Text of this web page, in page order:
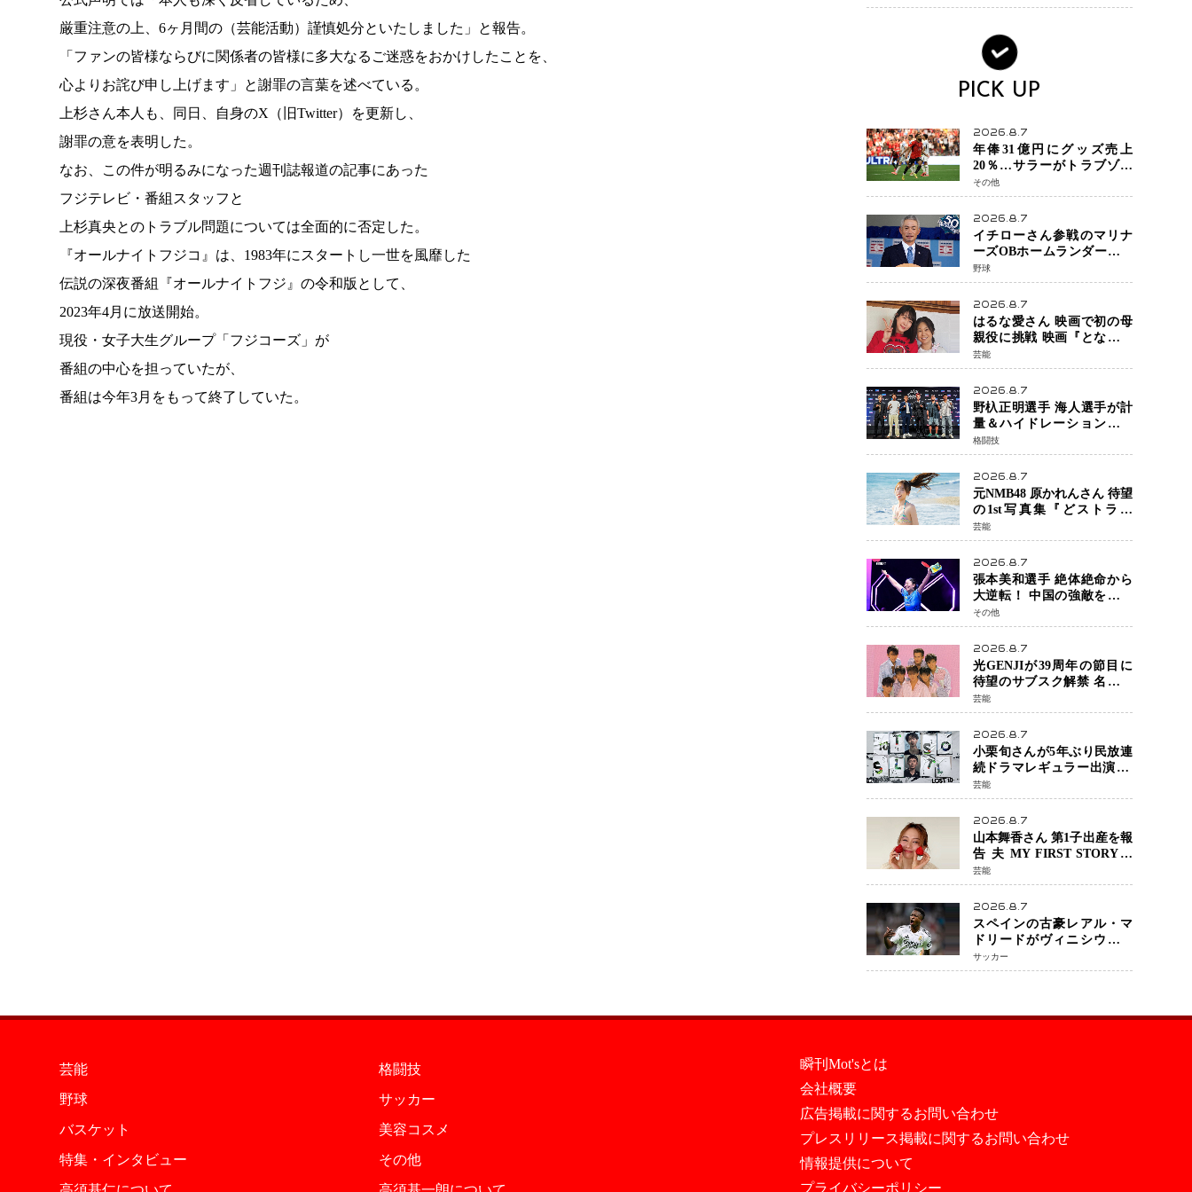
厳重注意の上、6ヶ月間の（芸能活動）謹慎処分といたしました」と報告。
「ファンの皆様ならびに関係者の皆様に多大なるご迷惑をおかけしたことを、
心よりお詫び申し上げます」と謝罪の言葉を述べている。
上杉さん本人も、同日、自身のX（旧Twitter）を更新し、
謝罪の意を表明した。
なお、この件が明るみになった週刊誌報道の記事にあった
フジテレビ・番組スタッフと
上杉真央とのトラブル問題については全面的に否定した。
『オールナイトフジコ』は、1983年にスタートし一世を風靡した
伝説の深夜番組『オールナイトフジ』の令和版として、
2023年4月に放送開始。
現役・女子大生グループ「フジコーズ」が
番組の中心を担っていたが、
番組は今年3月をもって終了していた。
へ・・・補強戦略の転換点
PICK UP
2026.8.7
年俸31億円にグッズ売上
20％…サラーがトラブゾン
スポル加入 世界サッカー
は「五大リーグ一強」から
新時代へ
その他
2026.8.7
イチローさん参戦のマリナ
ーズOBホームランダービー
が無料生配信 北米ならで
はの“魅せる興行”に世界が
注目
野球
2026.8.7
はるな愛さん 映画で初の母
親役に挑戦 映画『となりの
とらんす少女ちゃん』11月7
日公開 未来の自分との対話
を描く注目作
芸能
2026.8.7
野杁正明選手 海人選手が計
量＆ハイドレーションテス
トをクリア「ONE
SAMURAI 2」決戦へ万全の
準備整う
格闘技
2026.8.7
元NMB48 原かれんさん 待望
の1st写真集『どストライ
ク』発売決定 バリで魅せる
25歳の新境地
芸能
2026.8.7
張本美和選手 絶体絶命から
大逆転！ 中国の強敵を撃破
しWTT横浜でベスト8進出
その他
2026.8.7
光GENJIが39周年の節目に
待望のサブスク解禁 名曲の
数々がデジタル配信へ 40周
年へ向け1年間で全作品を順
次公開
芸能
2026.8.7
小栗旬さんが5年ぶり民放連
続ドラマレギュラー出演 横
浜流星さんと初共演
『LOST10』で異色バディ結
成
芸能
2026.8.7
山本舞香さん 第1子出産を報
告 夫 MY FIRST STORYの
Hiroさんとの新たな家族生
活「母子ともに健康」
芸能
2026.8.7
スペインの古豪レアル・マ
ドリードがヴィニシウス選
手との契約を2032年まで延
長 長期交渉が決着 年俸は約
サッカー
芸能
格闘技
野球
サッカー
バスケット
美容コスメ
特集・インタビュー
その他
瞬刊Mot'sとは
会社概要
広告掲載に関するお問い合わせ
プレスリリース掲載に関するお問い合わせ
情報提供について
プライバシーポリシー